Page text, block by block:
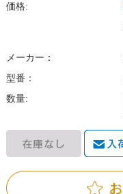
価格:
メーカー：
型番：
数量: